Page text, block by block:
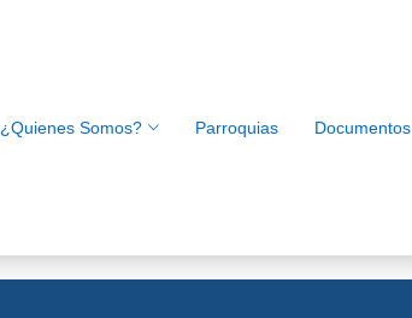
¿Quienes Somos? Parroquias Documentos